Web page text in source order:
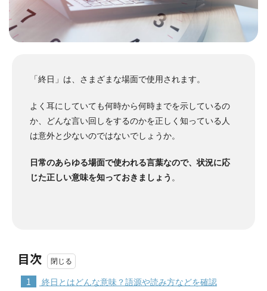
「終日」は、さまざまな場面で使用されます。
よく耳にしていても何時から何時までを示しているの
か、どんな言い回しをするのかを正しく知っている人
は意外と少ないのではないでしょうか。
日常のあらゆる場面で使われる言葉なので、状況に応
じた正しい意味を知っておきましょう 。
目次
1 終日とはどんな意味？語源や読み方などを確認